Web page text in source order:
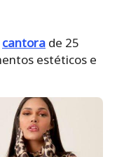
cantora de 25
estéticos e